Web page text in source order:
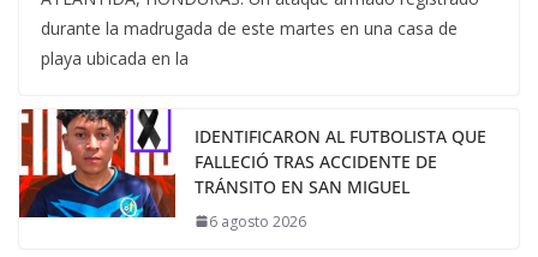
durante la madrugada de este martes en una casa de
playa ubicada en la
IDENTIFICARON AL FUTBOLISTA QUE
FALLECIÓ TRAS ACCIDENTE DE
TRÁNSITO EN SAN MIGUEL
6 agosto 2026